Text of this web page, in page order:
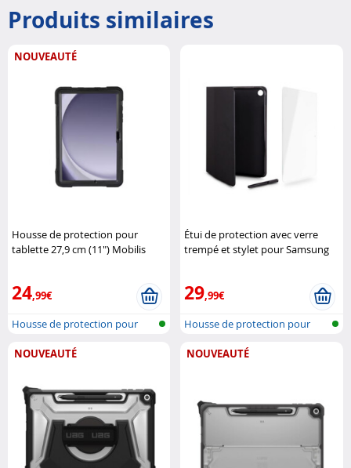
Produits similaires
NOUVEAUTÉ
Housse de protection pour
tablette 27,9 cm (11") Mobilis
24,99€
Housse de protection pour
Étui de protection avec verre
trempé et stylet pour Samsung
29,99€
Housse de protection pour
NOUVEAUTÉ NOUVEAUTÉ